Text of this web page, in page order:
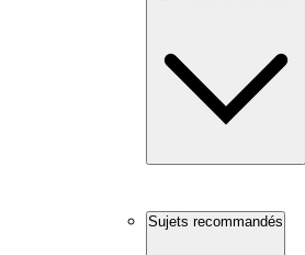
Sujets recommandés